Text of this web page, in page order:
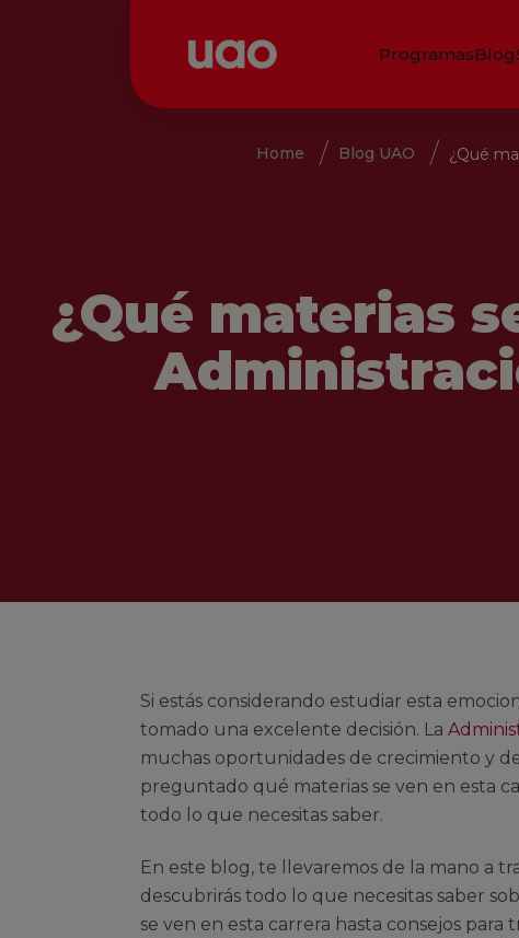
ProgramasBlog
¿Qué materias
Home Blog UAO ¿Qué
Si estás considerando estudiar esta
tomado una excelente decisión. La
muchas oportunidades de crecimiento y
preguntado qué materias se ven en esta
todo lo que necesitas saber.
En este blog, te llevaremos de la mano a
descubrirás todo lo que necesitas saber
se ven en esta carrera hasta consejos